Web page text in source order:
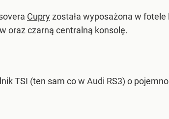
Cupryzostała wyposażona w fotele
oraz czarną centralną konsolę.
TSI (ten sam co w Audi RS3) o